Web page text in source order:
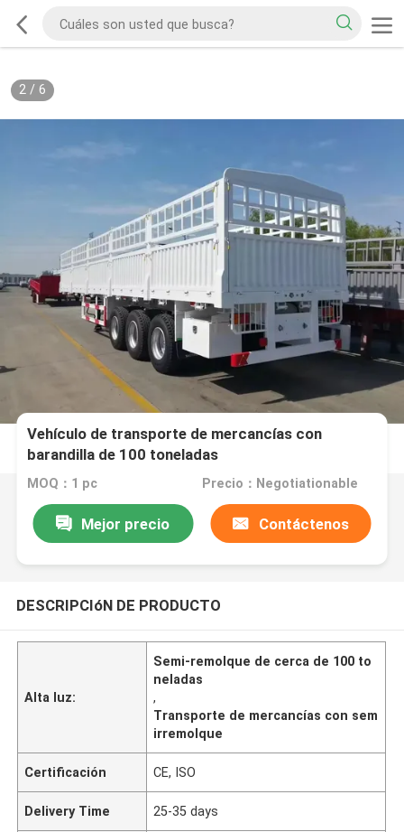
2/ 6
Vehículo de transporte de mercancías con
barandilla de 100 toneladas
MOQ：1 pc Precio：Negotiationable
Mejor precio Contáctenos
DESCRIPCIóN DE PRODUCTO
Alta luz:
Semi-remolque de cerca de 100 to
neladas
,
Transporte de mercancías con sem
irremolque
Certificación CE, ISO
Delivery Time 25-35 days